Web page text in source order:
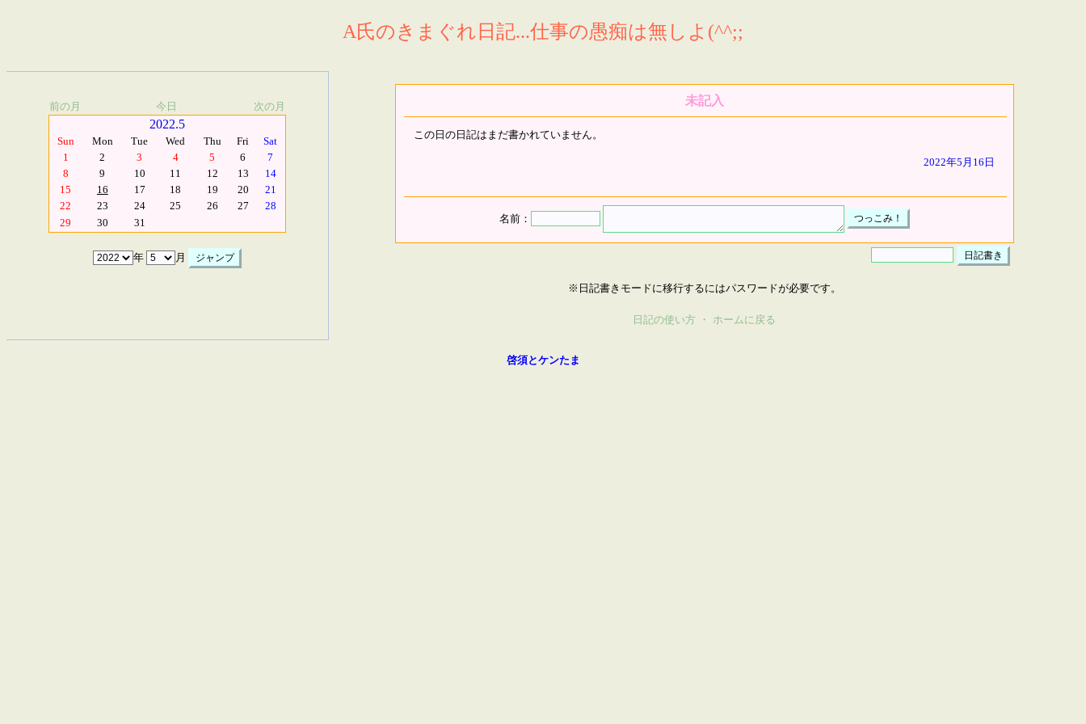
A氏のきまぐれ日記...仕事の愚痴は無しよ(^^;;
前の月 今日 次の月
2022.5
Sun Mon Tue Wed Thu Fri
Sat
1
2 3 4 5 6
7
8
9 10 11 12 13
14
15
16 17 18 19 20
21
22
23 24 25 26 27
28
29
30 31
年 月
未記入
この日の日記はまだ書かれていません。
2022年5月16日
名前：
※日記書きモードに移行するにはパスワードが必要です。
日記の使い方 ・ ホームに戻る
啓須とケンたま